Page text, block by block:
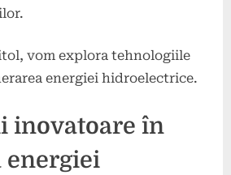
vom explora tehnologiile
energiei hidroelectrice.
inovatoare în
energiei